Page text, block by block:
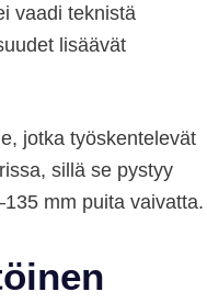
vaadi teknistä
lisäävät
jotka työskentelevät
sillä se pystyy
mm puita vaivatta.